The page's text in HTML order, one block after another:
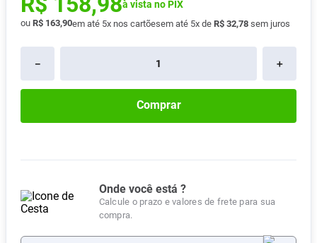
à vista no PIX
ou R$ 163,90em até 5x nos cartõesem até 5x de R$ 32,78 sem juros
＋
－
Comprar
Onde você está ?
Calcule o prazo e valores de frete para sua
compra.
10 Soro Fisiológico